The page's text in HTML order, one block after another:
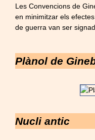
Les Convencions de
en minimitzar els
de guerra van ser
Plànol de
Nucli antic